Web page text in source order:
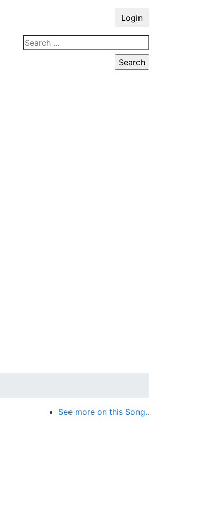
Login
See more on this Song..